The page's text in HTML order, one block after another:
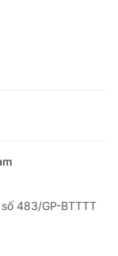
483/GP-BTTTT